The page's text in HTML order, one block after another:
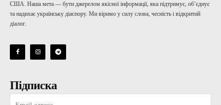
США. Наша мета — бути джерелом якісної інформації, яка підтримує, об’єднує
та надихає українську діаспору. Ми віримо у силу слова, чесність і відкритий
діалог.
Підписка